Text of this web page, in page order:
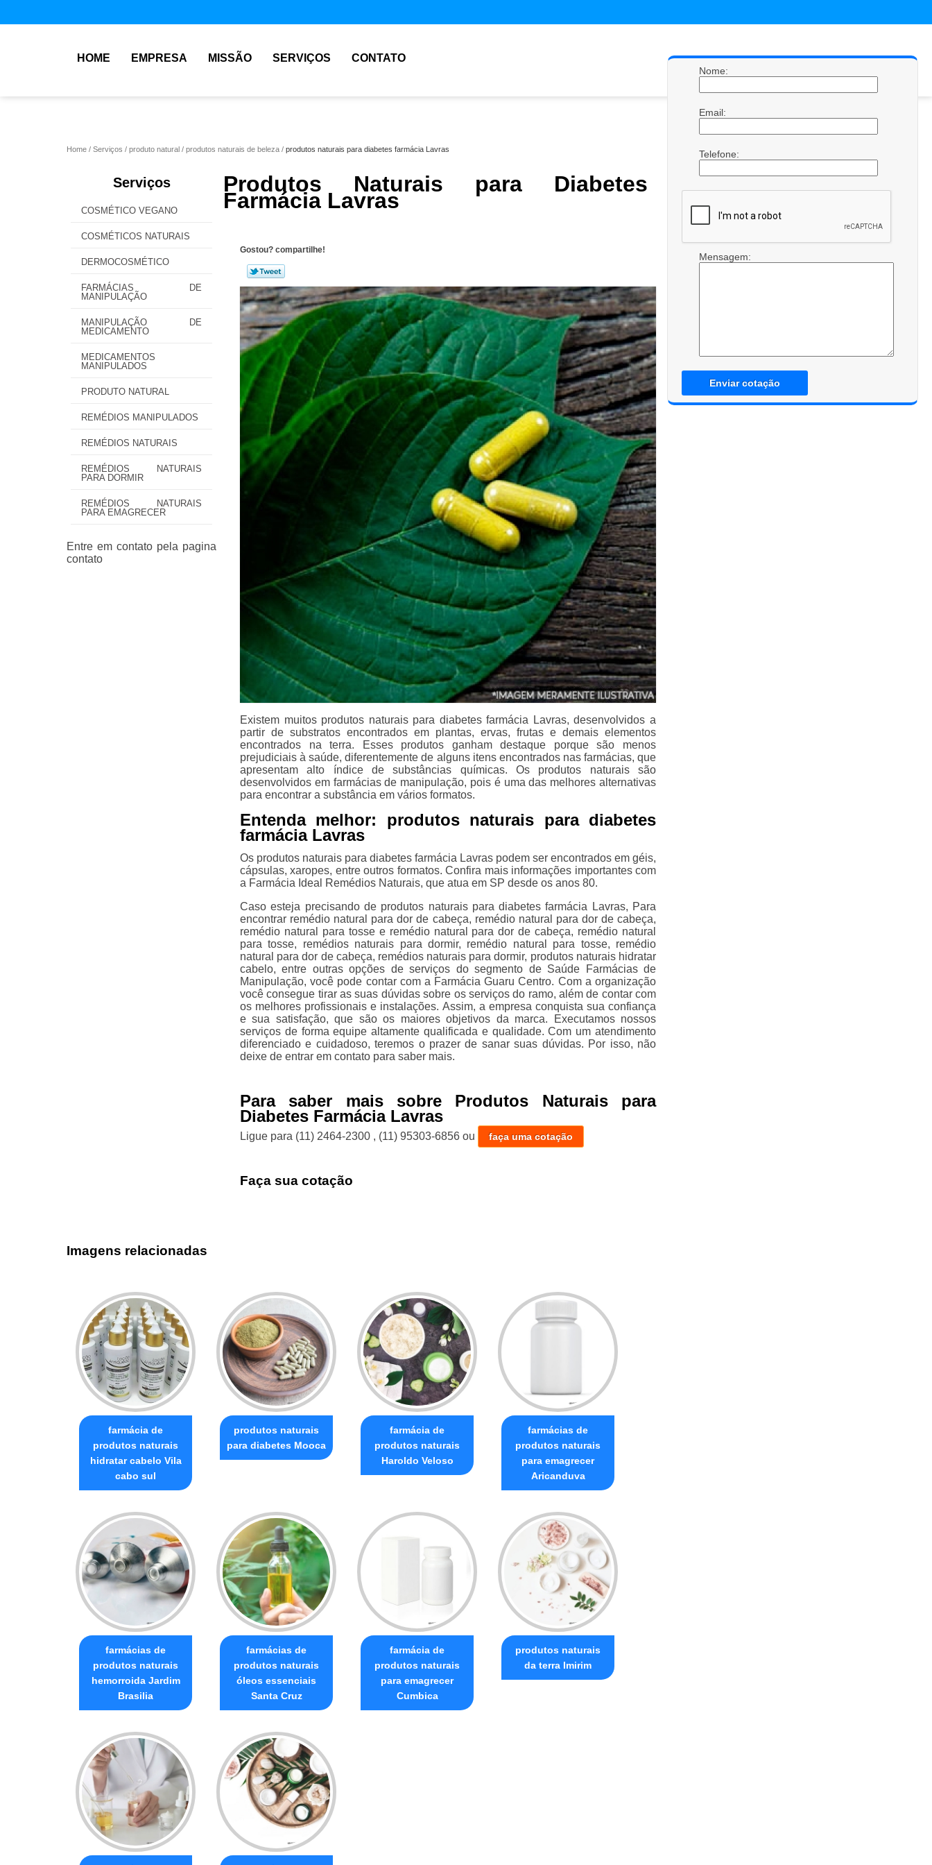
HOME EMPRESA MISSÃO SERVIÇOS CONTATO
Home Serviços produto natural produtos naturais de beleza produtos naturais para diabetes farmácia Lavras
Serviços
COSMÉTICO VEGANO
COSMÉTICOS NATURAIS
DERMOCOSMÉTICO
FARMÁCIAS DE
MANIPULAÇÃO
MANIPULAÇÃO DE
MEDICAMENTO
MEDICAMENTOS
MANIPULADOS
PRODUTO NATURAL
REMÉDIOS MANIPULADOS
REMÉDIOS NATURAIS
REMÉDIOS NATURAIS
PARA DORMIR
REMÉDIOS NATURAIS
PARA EMAGRECER
Produtos Naturais para Diabetes
Farmácia Lavras
Gostou? compartilhe!
Existem muitos produtos naturais para diabetes farmácia Lavras, desenvolvidos a
partir de substratos encontrados em plantas, ervas, frutas e demais elementos
encontrados na terra. Esses produtos ganham destaque porque são menos
prejudiciais à saúde, diferentemente de alguns itens encontrados nas farmácias, que
apresentam alto índice de substâncias químicas. Os produtos naturais são
desenvolvidos em farmácias de manipulação, pois é uma das melhores alternativas
para encontrar a substância em vários formatos.
Entenda melhor: produtos naturais para diabetes
farmácia Lavras
Os produtos naturais para diabetes farmácia Lavras podem ser encontrados em géis,
cápsulas, xaropes, entre outros formatos. Confira mais informações importantes com
a Farmácia Ideal Remédios Naturais, que atua em SP desde os anos 80.
Caso esteja precisando de produtos naturais para diabetes farmácia Lavras, Para
encontrar remédio natural para dor de cabeça, remédio natural para dor de cabeça,
remédio natural para tosse e remédio natural para dor de cabeça, remédio natural
para tosse, remédios naturais para dormir, remédio natural para tosse, remédio
natural para dor de cabeça, remédios naturais para dormir, produtos naturais hidratar
cabelo, entre outras opções de serviços do segmento de Saúde Farmácias de
Manipulação, você pode contar com a Farmácia Guaru Centro. Com a organização
você consegue tirar as suas dúvidas sobre os serviços do ramo, além de contar com
os melhores profissionais e instalações. Assim, a empresa conquista sua confiança
e sua satisfação, que são os maiores objetivos da marca. Executamos nossos
serviços de forma equipe altamente qualificada e qualidade. Com um atendimento
diferenciado e cuidadoso, teremos o prazer de sanar suas dúvidas. Por isso, não
deixe de entrar em contato para saber mais.
Para saber mais sobre Produtos Naturais para
Diabetes Farmácia Lavras
Ligue para (11) 2464-2300 , (11) 95303-6856 ou faça uma cotação
Faça sua cotação
Nome:
Email:
Telefone:
Mensagem:
Enviar cotação
Imagens relacionadas
farmácia de
produtos naturais
hidratar cabelo Vila
cabo sul
produtos naturais
para diabetes Mooca
farmácia de
produtos naturais
Haroldo Veloso
farmácias de
produtos naturais
para emagrecer
Aricanduva
farmácias de
produtos naturais
hemorroida Jardim
Brasilia
farmácias de
produtos naturais
óleos essenciais
Santa Cruz
farmácia de
produtos naturais
para emagrecer
Cumbica
produtos naturais
da terra Imirim